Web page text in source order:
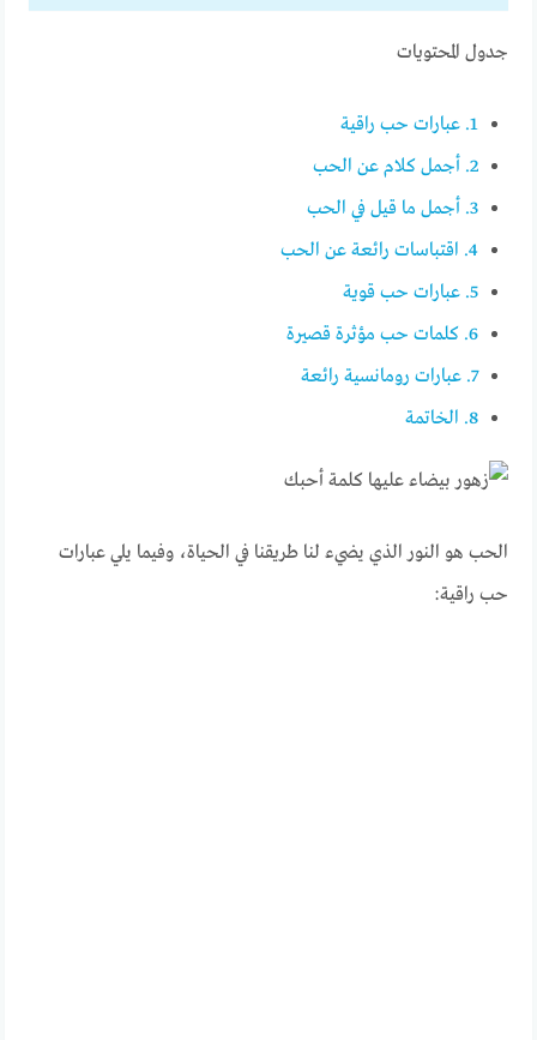
جدول المحتويات
1. عبارات حب راقية
2. أجمل كلام عن الحب
3. أجمل ما قيل في الحب
4. اقتباسات رائعة عن الحب
5. عبارات حب قوية
6. كلمات حب مؤثرة قصيرة
7. عبارات رومانسية رائعة
8. الخاتمة
الحب هو النور الذي يضيء لنا طريقنا في الحياة، وفيما يلي عبارات
حب راقية: